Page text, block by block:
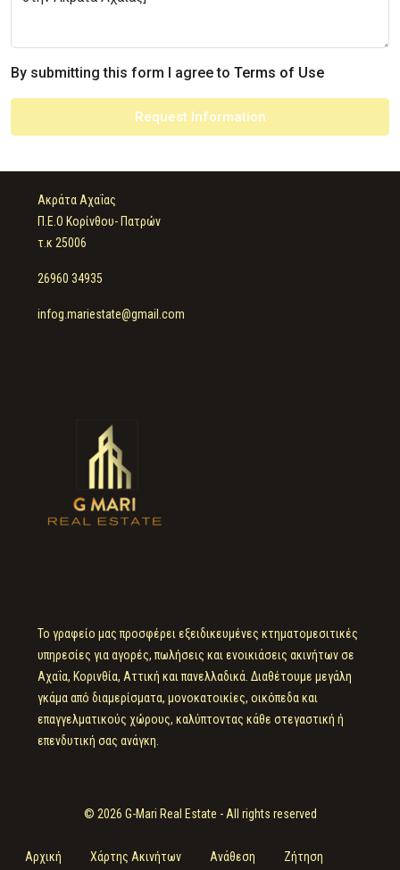
By submitting this form I agree to Terms of Use
Request Information
Ακράτα Αχαΐας
Π.Ε.Ο Κορίνθου- Πατρών
τ.κ 25006
26960 34935
infog.mariestate@gmail.com
Το γραφείο μας προσφέρει εξειδικευμένες κτηματομεσιτικές
υπηρεσίες για αγορές, πωλήσεις και ενοικιάσεις ακινήτων σε
Αχαΐα, Κορινθία, Αττική και πανελλαδικά. Διαθέτουμε μεγάλη
γκάμα από διαμερίσματα, μονοκατοικίες, οικόπεδα και
επαγγελματικούς χώρους, καλύπτοντας κάθε στεγαστική ή
επενδυτική σας ανάγκη.
© 2026 G-Mari Real Estate - All rights reserved
Αρχική Χάρτης Ακινήτων Ανάθεση Ζήτηση